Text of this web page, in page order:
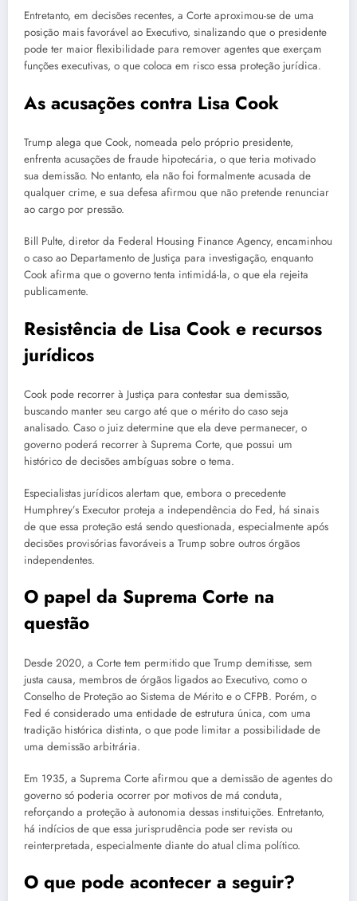
Entretanto, em decisões recentes, a Corte aproximou-se de uma
posição mais favorável ao Executivo, sinalizando que o presidente
pode ter maior flexibilidade para remover agentes que exerçam
funções executivas, o que coloca em risco essa proteção jurídica.
As acusações contra Lisa Cook
Trump alega que Cook, nomeada pelo próprio presidente,
enfrenta acusações de fraude hipotecária, o que teria motivado
sua demissão. No entanto, ela não foi formalmente acusada de
qualquer crime, e sua defesa afirmou que não pretende renunciar
ao cargo por pressão.
Bill Pulte, diretor da Federal Housing Finance Agency, encaminhou
o caso ao Departamento de Justiça para investigação, enquanto
Cook afirma que o governo tenta intimidá-la, o que ela rejeita
publicamente.
Resistência de Lisa Cook e recursos
jurídicos
Cook pode recorrer à Justiça para contestar sua demissão,
buscando manter seu cargo até que o mérito do caso seja
analisado. Caso o juiz determine que ela deve permanecer, o
governo poderá recorrer à Suprema Corte, que possui um
histórico de decisões ambíguas sobre o tema.
Especialistas jurídicos alertam que, embora o precedente
Humphrey’s Executor proteja a independência do Fed, há sinais
de que essa proteção está sendo questionada, especialmente após
decisões provisórias favoráveis a Trump sobre outros órgãos
independentes.
O papel da Suprema Corte na
questão
Desde 2020, a Corte tem permitido que Trump demitisse, sem
justa causa, membros de órgãos ligados ao Executivo, como o
Conselho de Proteção ao Sistema de Mérito e o CFPB. Porém, o
Fed é considerado uma entidade de estrutura única, com uma
tradição histórica distinta, o que pode limitar a possibilidade de
uma demissão arbitrária.
Em 1935, a Suprema Corte afirmou que a demissão de agentes do
governo só poderia ocorrer por motivos de má conduta,
reforçando a proteção à autonomia dessas instituições. Entretanto,
há indícios de que essa jurisprudência pode ser revista ou
reinterpretada, especialmente diante do atual clima político.
O que pode acontecer a seguir?